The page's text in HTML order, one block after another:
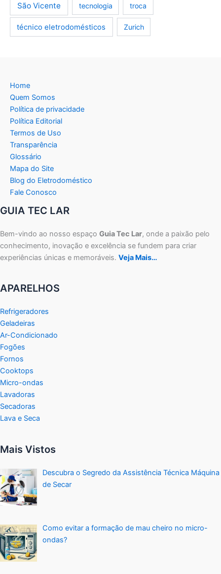
São Vicente tecnologia troca
técnico eletrodomésticos Zurich
Home
Quem Somos
Política de privacidade
Política Editorial
Termos de Uso
Transparência
Glossário
Mapa do Site
Blog do Eletrodoméstico
Fale Conosco
GUIA TEC LAR
Bem-vindo ao nosso espaço Guia Tec Lar, onde a paixão pelo
conhecimento, inovação e excelência se fundem para criar
experiências únicas e memoráveis. Veja Mais…
APARELHOS
Refrigeradores
Geladeiras
Ar-Condicionado
Fogões
Fornos
Cooktops
Micro-ondas
Lavadoras
Secadoras
Lava e Seca
Mais Vistos
Descubra o Segredo da Assistência Técnica Máquina
de Secar
Como evitar a formação de mau cheiro no micro-
ondas?